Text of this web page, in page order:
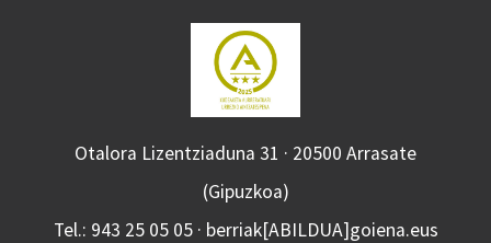
Otalora Lizentziaduna 31 · 20500 Arrasate
(Gipuzkoa)
Tel.: 943 25 05 05 · berriak[ABILDUA]goiena.eus